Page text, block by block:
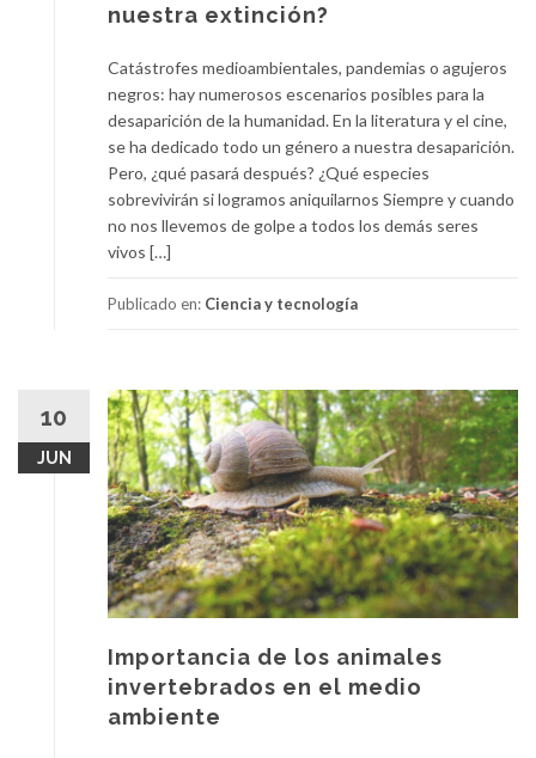
nuestra extinción?
Catástrofes medioambientales, pandemias o agujeros
negros: hay numerosos escenarios posibles para la
desaparición de la humanidad. En la literatura y el cine,
se ha dedicado todo un género a nuestra desaparición.
Pero, ¿qué pasará después? ¿Qué especies
sobrevivirán si logramos aniquilarnos Siempre y cuando
no nos llevemos de golpe a todos los demás seres
vivos […]
Publicado en: Ciencia y tecnología
10
JUN
Importancia de los animales
invertebrados en el medio
ambiente